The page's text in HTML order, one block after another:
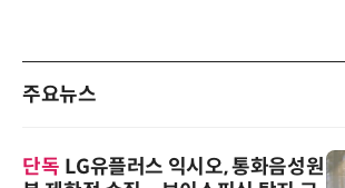
주요뉴스
단독 LG유플러스 익시오, 통화음성원